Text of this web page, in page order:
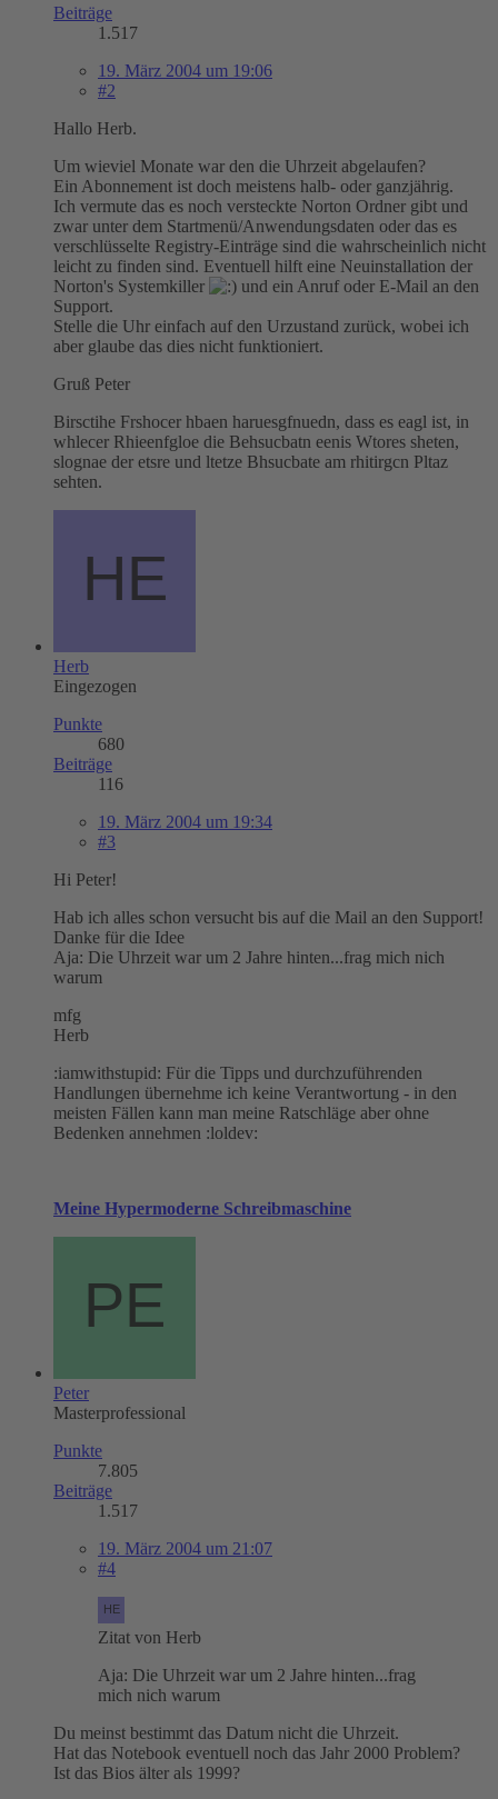
Beiträge
1.517
19. März 2004 um 19:06
#2
Hallo Herb.
Um wieviel Monate war den die Uhrzeit abgelaufen?
Ein Abonnement ist doch meistens halb- oder ganzjährig.
Ich vermute das es noch versteckte Norton Ordner gibt und
zwar unter dem Startmenü/Anwendungsdaten oder das es
verschlüsselte Registry-Einträge sind die wahrscheinlich nicht
leicht zu finden sind. Eventuell hilft eine Neuinstallation der
Norton's Systemkiller
und ein Anruf oder E-Mail an den
Support.
Stelle die Uhr einfach auf den Urzustand zurück, wobei ich
aber glaube das dies nicht funktioniert.
Gruß Peter
Birsctihe Frshocer hbaen haruesgfnuedn, dass es eagl ist, in
whlecer Rhieenfgloe die Behsucbatn eenis Wtores sheten,
slognae der etsre und ltetze Bhsucbate am rhitirgcn Pltaz
sehten.
Herb
Eingezogen
Punkte
680
Beiträge
116
19. März 2004 um 19:34
#3
Hi Peter!
Hab ich alles schon versucht bis auf die Mail an den Support!
Danke für die Idee
Aja: Die Uhrzeit war um 2 Jahre hinten...frag mich nich
warum
mfg
Herb
:iamwithstupid: Für die Tipps und durchzuführenden
Handlungen übernehme ich keine Verantwortung - in den
meisten Fällen kann man meine Ratschläge aber ohne
Bedenken annehmen :loldev:
Meine Hypermoderne Schreibmaschine
Peter
Masterprofessional
Punkte
7.805
Beiträge
1.517
19. März 2004 um 21:07
#4
Zitat von Herb
Aja: Die Uhrzeit war um 2 Jahre hinten...frag
mich nich warum
Du meinst bestimmt das Datum nicht die Uhrzeit.
Hat das Notebook eventuell noch das Jahr 2000 Problem?
Ist das Bios älter als 1999?